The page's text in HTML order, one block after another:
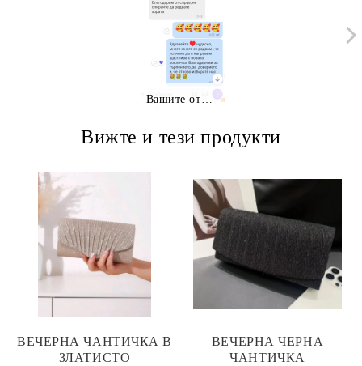
Вижте и тези продукти
ВЕЧЕРНА ЧАНТИЧКА В
ЗЛАТИСТО
ВЕЧЕРНА ЧЕРНА
ЧАНТИЧКА